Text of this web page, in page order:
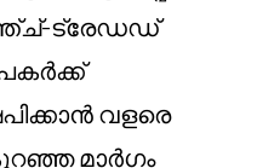
ട്രേഡഡ്
വളരെ
മാർഗം